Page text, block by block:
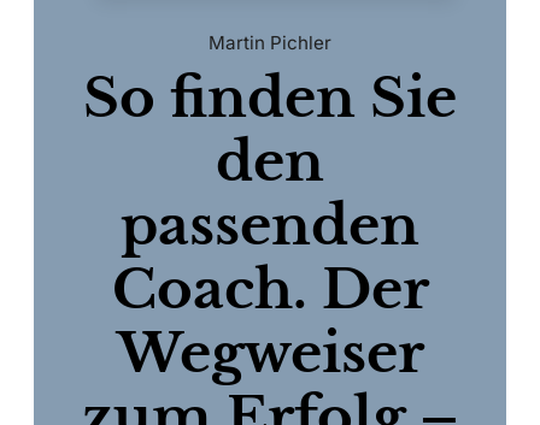
Martin Pichler
So finden Sie
den
passenden
Coach. Der
Wegweiser